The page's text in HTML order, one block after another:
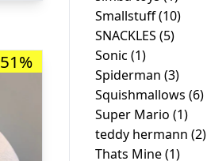
Smallstuff(10)
SNACKLES (5)
Sonic (1)
Spiderman (3)
Squishmallows (6)
Super Mario (1)
teddy hermann (2)
Thats Mine(1)